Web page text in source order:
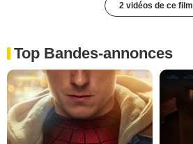
2 vidéos de ce film
Top Bandes-annonces